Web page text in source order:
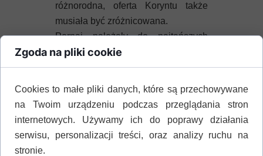
różnorodna, oferta Koryntu także
musiała być zróżnicowana.
Pornai należały do najtańszych
prostytutek. Rekrutowane do burdeli
niewolnice lub kobiety nie mające
utrzymywane przez państwo.
Ustanowił to Solon by powstrzymać
cudzołóstwo. Dziewczyna, aby
uwolnić się z sytuacji, musiała
Zgoda na pliki cookie
Cookies to małe pliki danych, które są przechowywane
na Twoim urządzeniu podczas przeglądania stron
internetowych. Używamy ich do poprawy działania
serwisu, personalizacji treści, oraz analizy ruchu na
stronie.